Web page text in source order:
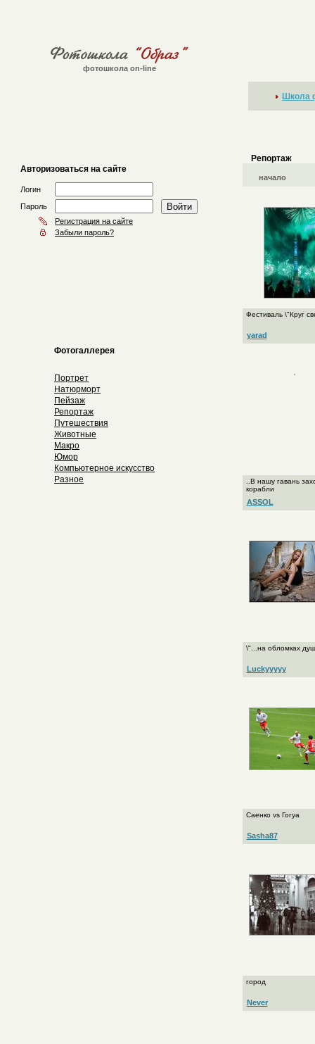
фотошкола on-line
Школа
Авторизоваться на сайте
Логин
Пароль
Регистрация на сайте
Забыли пароль?
Фотогаллерея
Портрет
Натюрморт
Пейзаж
Репортаж
Путешествия
Животные
Макро
Юмор
Компьютерное искусство
Разное
Репортаж
начало
Фестиваль \"Круг
yarad
..В нашу гавань
корабли
ASSOL
\"...на обломках
Luckyyyyy
Саенко vs Гогуа
Sasha87
город
Never